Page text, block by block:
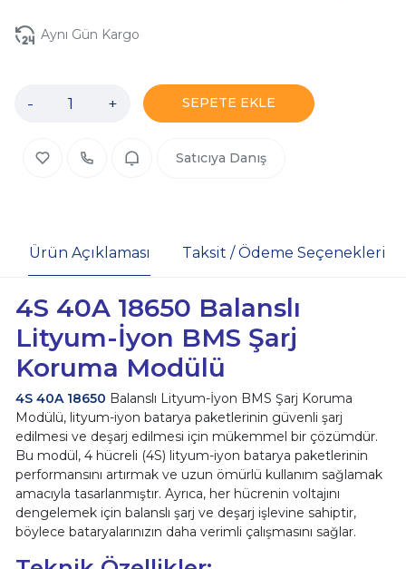
Aynı Gün Kargo
- + SEPETE EKLE
Satıcıya Danış
Ürün Açıklaması Taksit / Ödeme Seçenekleri
4S 40A 18650 Balanslı
Lityum-İyon BMS Şarj
Koruma Modülü
4S 40A 18650 Balanslı Lityum-İyon BMS Şarj Koruma
Modülü, lityum-iyon batarya paketlerinin güvenli şarj
edilmesi ve deşarj edilmesi için mükemmel bir çözümdür.
Bu modül, 4 hücreli (4S) lityum-iyon batarya paketlerinin
performansını artırmak ve uzun ömürlü kullanım sağlamak
amacıyla tasarlanmıştır. Ayrıca, her hücrenin voltajını
dengelemek için balanslı şarj ve deşarj işlevine sahiptir,
böylece bataryalarınızın daha verimli çalışmasını sağlar.